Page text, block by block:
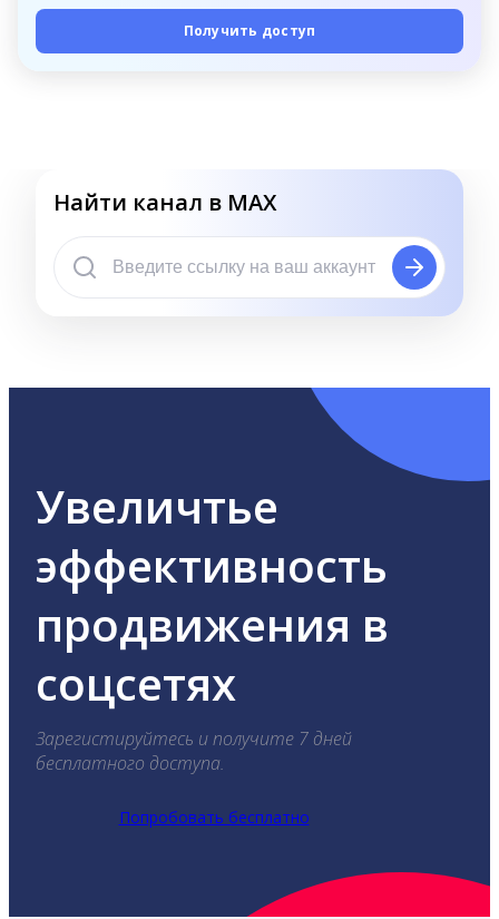
Получить доступ
Найти канал в MAX
Увеличтье
эффективность
продвижения в
соцсетях
Зарегистируйтесь и получите 7 дней
бесплатного доступа.
Попробовать бесплатно